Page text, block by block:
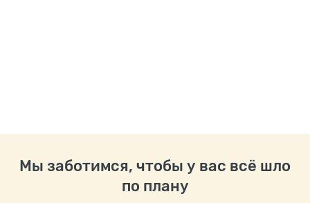
Мы заботимся, чтобы у вас всё шло
по плану